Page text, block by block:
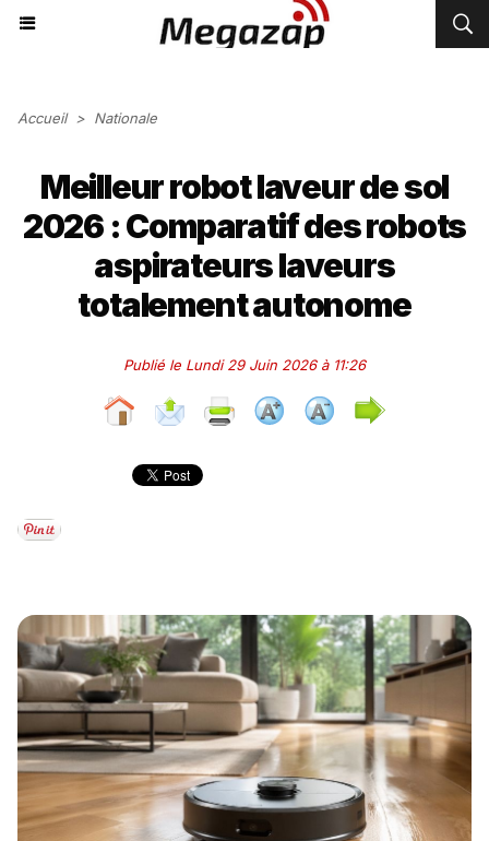
Accueil > Nationale
Meilleur robot laveur de sol
2026 : Comparatif des robots
aspirateurs laveurs
totalement autonome
Publié le Lundi 29 Juin 2026 à 11:26